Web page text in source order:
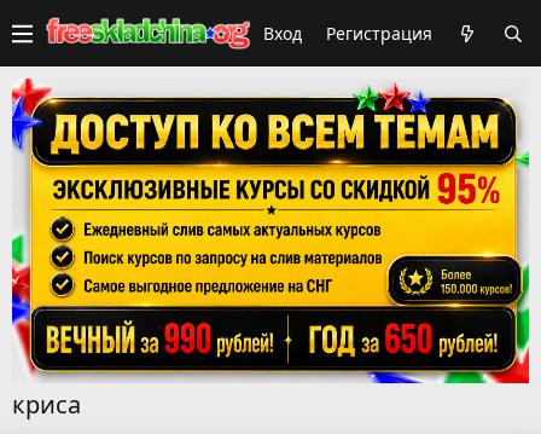
Вход Регистрация
криса